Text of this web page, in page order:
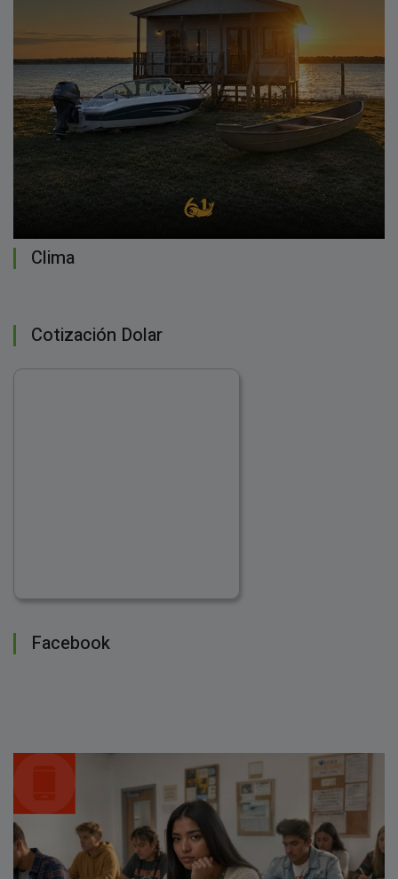
Clima
Cotización Dolar
Facebook